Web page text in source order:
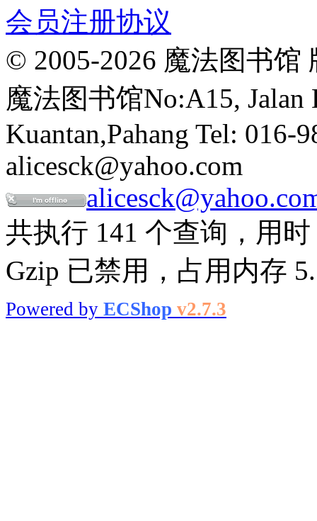
会员注册协议
© 2005-2026 魔法图书
魔法图书馆No:A15, Jalan
Kuantan,Pahang Tel: 016-
alicesck@yahoo.com
共执行 141 个查询，用
Gzip 已禁用，占用内存
Powered by ECShop v2.7.3